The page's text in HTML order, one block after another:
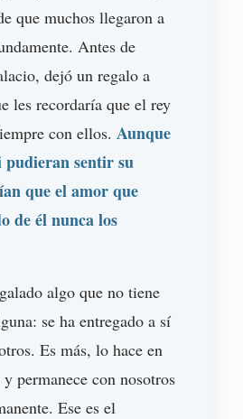
que muchos llegaron a
Antes de
dejó un regalo a
les recordaría que el rey
con ellos. Aunque
sentir su
que el amor que
de él nunca los
algo que no tiene
se ha entregado a sí
Es más, lo hace en
permanece con nosotros
Ese es el